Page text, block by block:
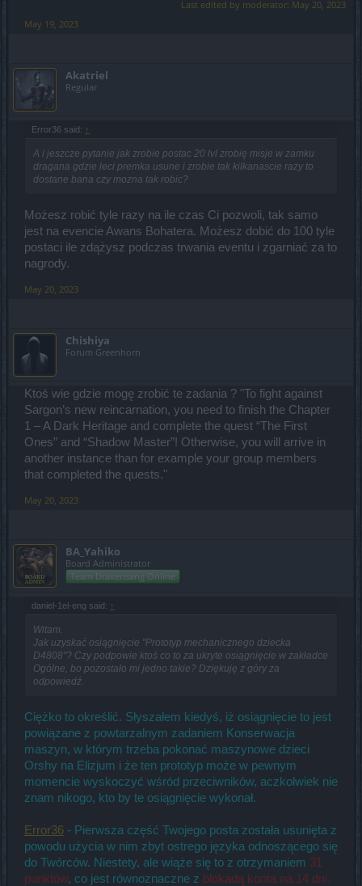
Last edited by moderator: May 20, 2023
May 19, 2023
Akatriel
Regular
Error36 said: ↑
A i jeszcze pytanie jak zrobie postac 20 lvl zrobię misje w zamku
dragana gdzie leci premka usune i zrobie tak kilkanascie razy to
dostane bana czy mozna tak robic?
Możesz robić tyle razy na ile czas Ci pozwoli, tak samo
jest na evencie Awans Bohatera. Możesz dobić do 100 tyle
postaci ile zdążysz podczas trwania eventu i zgarniać za to
nagrody.
May 20, 2023
Chishiya
Forum Greenhorn
Ktoś wie gdzie mogę zrobić te zadania ? "To fight against
Sargon’s new reincarnation, you need to finish the Chapter
1 – A Dark Heritage and complete the quest “The First
Ones” and “Shadow Master”! Otherwise, you will arrive in
another instance than for example your group members
that completed the quests."
May 20, 2023
BA_Yahiko
Board Administrator
Team Drakensang Online
daniel-1el-eng said: ↑
Witam.
Jak uzyskać osiągnięcie "Prototyp mechanicznego dziecka
D4808"? Czy podpowie ktoś co to za ukryte osiągnięcie w zakładce
Ogólne, bo pozostało mi jedno takie? Dziękuję z góry za
odpowiedź.
Ciężko to określić. Słyszałem kiedyś, iż osiągnięcie to jest
powiązane z powtarzalnym zadaniem Konserwacja
maszyn, w którym trzeba pokonać maszynowe dzieci
Orshy na Elizjum i że ten prototyp może w pewnym
momencie wyskoczyć wśród przeciwników, aczkolwiek nie
znam nikogo, kto by te osiągnięcie wykonał.
Error36 - Pierwsza część Twojego posta została usunięta z
powodu użycia w nim zbyt ostrego języka odnoszącego się
do Twórców. Niestety, ale wiąże się to z otrzymaniem 31
punktów, co jest równoznaczne z blokadą konta na 14 dni.